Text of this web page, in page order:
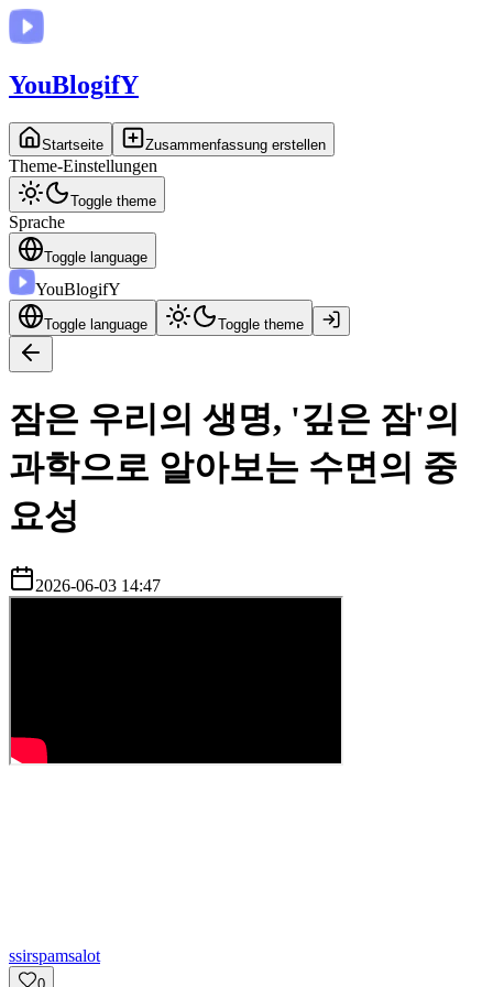
YouBlogifY
Startseite Zusammenfassung erstellen
Theme-Einstellungen
Toggle theme
Sprache
Toggle language
YouBlogifY
Toggle language Toggle theme
잠은 우리의 생명, '깊은 잠'의
과학으로 알아보는 수면의 중
요성
2026-06-03 14:47
ssirspamsalot